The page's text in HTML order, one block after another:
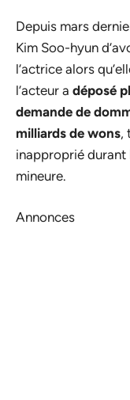
Depuis mars
Kim Soo-hyun
l’actrice alors
l’acteur a déposé
demande de
milliards de wons,
inapproprié durant
mineure.
Annonces